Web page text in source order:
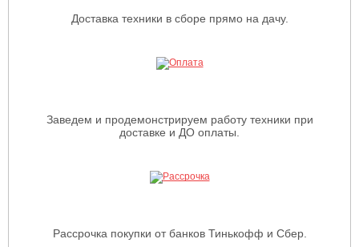
Доставка техники в сборе прямо на дачу.
Заведем и продемонстрируем работу техники при
доставке и ДО оплаты.
Рассрочка покупки от банков Тинькофф и Сбер.